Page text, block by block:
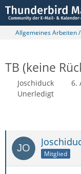
Allgemeines Arbeiten
TB (keine
Joschiduck 6.
Unerledigt
Mitglied